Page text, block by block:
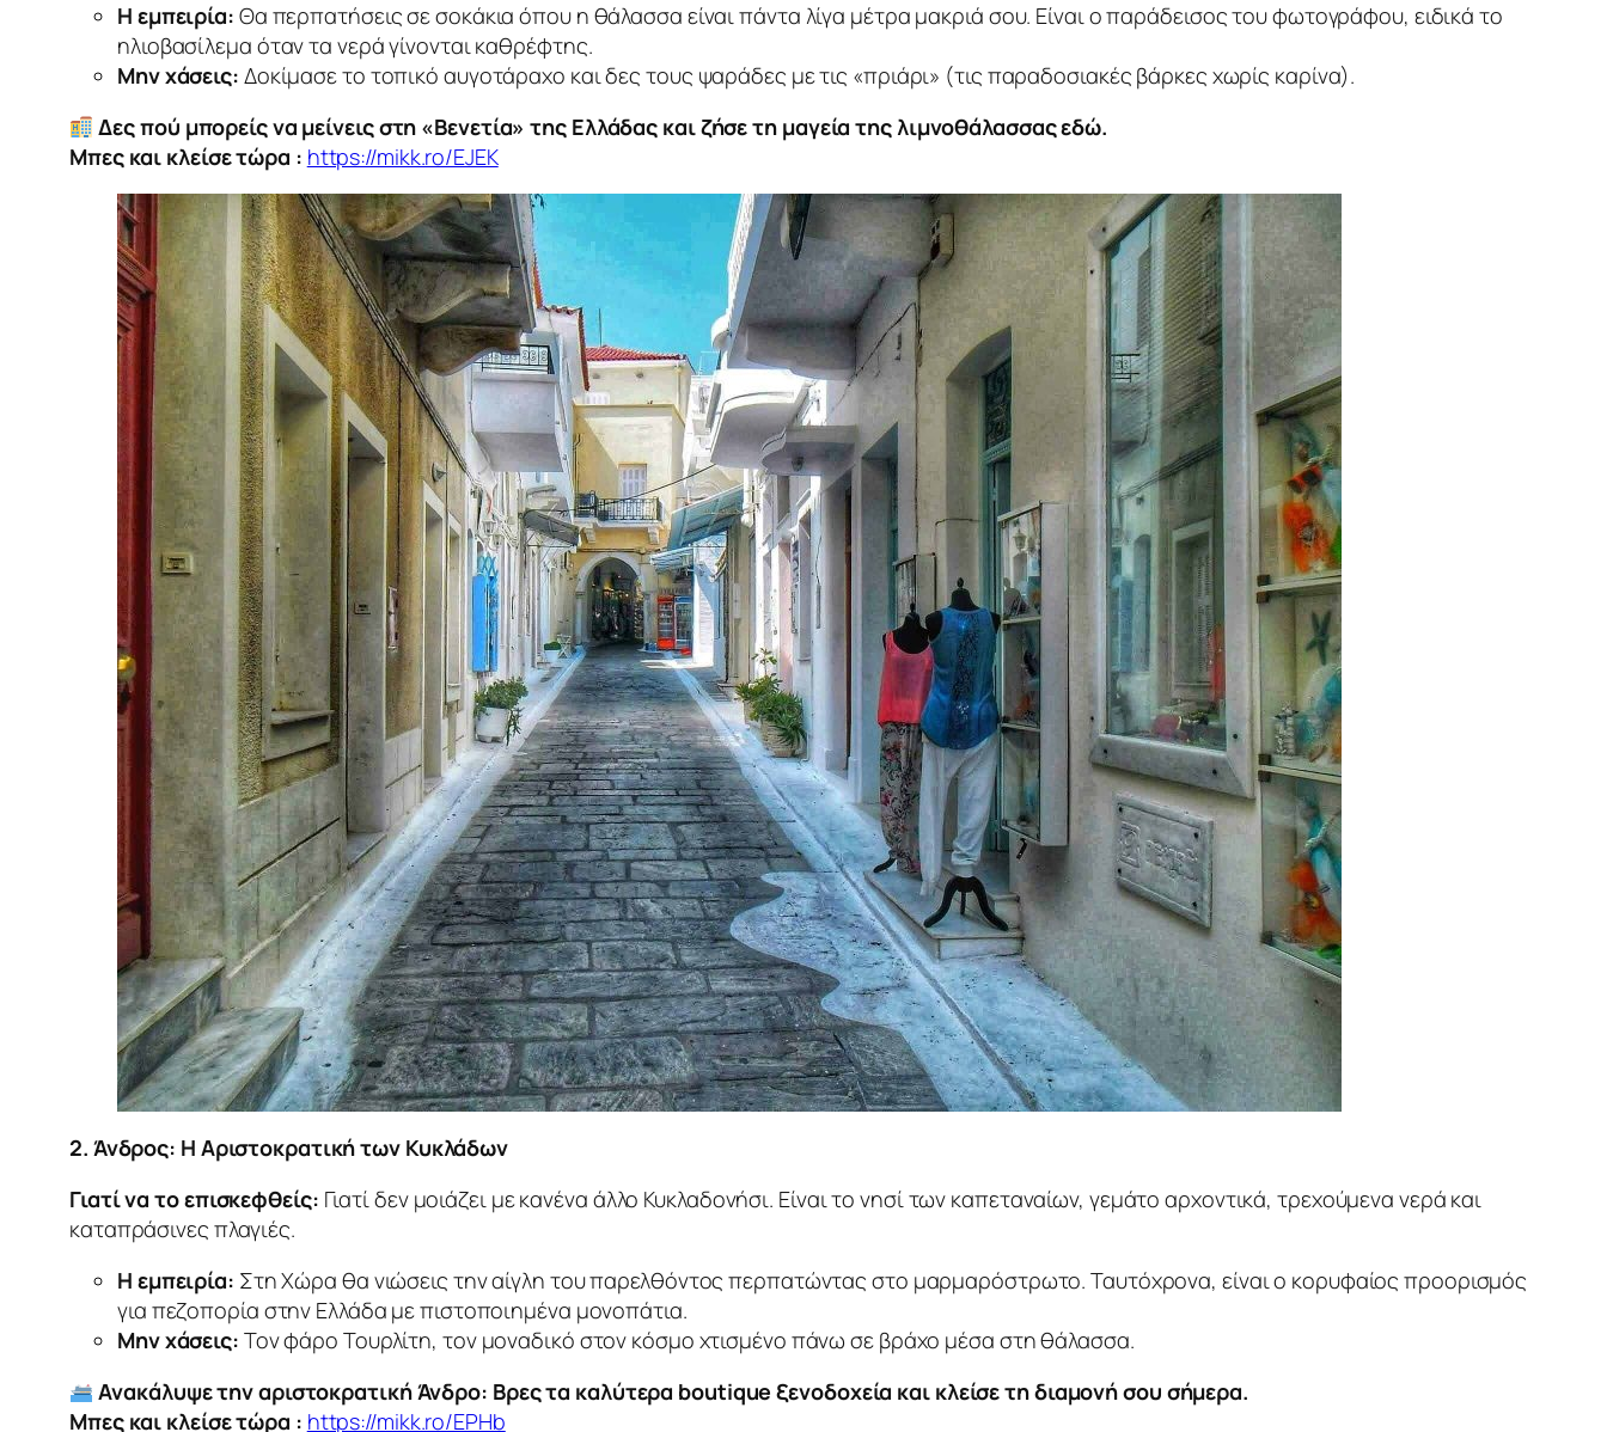
Η εμπειρία: Θα περπατήσεις σε σοκάκια όπου η θάλασσα είναι πάντα λίγα μέτρα μακριά σου. Είναι ο παράδεισος του φωτογράφου, ειδικά το
ηλιοβασίλεμα όταν τα νερά γίνονται καθρέφτης.
Μην χάσεις: Δοκίμασε το τοπικό αυγοτάραχο και δες τους ψαράδες με τις «πριάρι» (τις παραδοσιακές βάρκες χωρίς καρίνα).
Δες πού μπορείς να μείνεις στη «Βενετία» της Ελλάδας και ζήσε τη μαγεία της λιμνοθάλασσας εδώ.
Μπες και κλείσε τώρα : https://mikk.ro/EJEK
2. Άνδρος: Η Αριστοκρατική των Κυκλάδων
Γιατί να το επισκεφθείς: Γιατί δεν μοιάζει με κανένα άλλο Κυκλαδονήσι. Είναι το νησί των καπεταναίων, γεμάτο αρχοντικά, τρεχούμενα νερά και
καταπράσινες πλαγιές.
Η εμπειρία: Στη Χώρα θα νιώσεις την αίγλη του παρελθόντος περπατώντας στο μαρμαρόστρωτο. Ταυτόχρονα, είναι ο κορυφαίος προορισμός
για πεζοπορία στην Ελλάδα με πιστοποιημένα μονοπάτια.
Μην χάσεις: Τον φάρο Τουρλίτη, τον μοναδικό στον κόσμο χτισμένο πάνω σε βράχο μέσα στη θάλασσα.
Ανακάλυψε την αριστοκρατική Άνδρο: Βρες τα καλύτερα boutique ξενοδοχεία και κλείσε τη διαμονή σου σήμερα.
Μπες και κλείσε τώρα : https://mikk.ro/EPHb